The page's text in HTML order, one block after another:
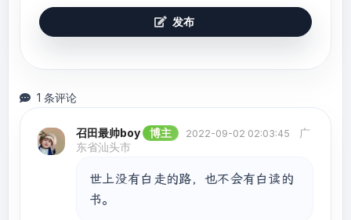
发布
1 条评论
召田最帅boy 博主 2022-09-02 02:03:45
广
东省汕头市
世上没有白走的路，也不会有白读的
书。